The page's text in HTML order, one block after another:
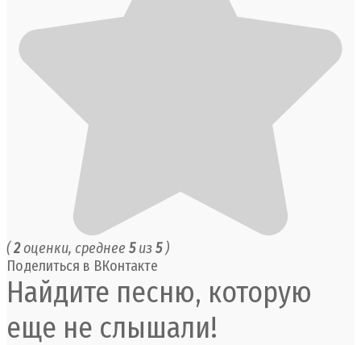
(2оценки, среднее 5из 5)
Поделиться в ВКонтакте
Найдите песню, которую
еще не слышали!